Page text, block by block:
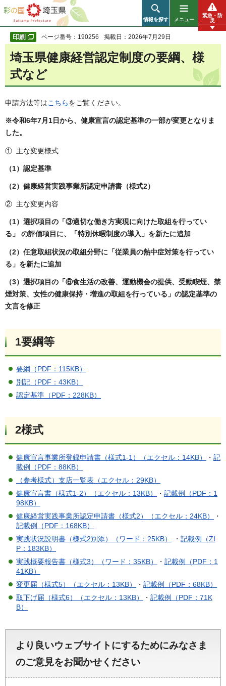
彩の国 埼玉県
情報を探す メニュー
緊急・防
災
ページ番号：190256 掲載日：2026年7月29日
埼玉県健康経営認定制度の要綱、様
式など
申請方法等はこちらをご覧ください。
※令和6年7月1日から、健康宣言の認定基準の一部が変更となりま
した。
① 主な変更様式
（1）認定基準
（2）健康経営実践事業所認定申請書（様式2）
② 主な変更内容
（1）選択項目の「③適切な働き方実現に向けた取組を行ってい
る」 の評価項目に、「特別休暇制度の導入」を新たに追加
（2）任意取組状況の取組分野に「従業員の熱中症対策を行ってい
る」を新たに追加
（3）選択項目の「⑥食生活の改善、運動機会の提供、受動喫煙、禁
煙対策、女性の健康保持・増進の取組を行っている」の認定基準の
文言を修正
1要綱等
要綱（PDF：115KB）
別記（PDF：43KB）
認定基準（PDF：228KB）
2様式
健康宣言事業所登録申請書（様式1-1）（エクセル：14KB） ・ 記
載例（PDF：88KB）
（参考様式）支店一覧表（エクセル：29KB）
健康宣言書（様式1-2）（エクセル：13KB）
・ 記載例（PDF：1
98KB）
健康経営実践事業所認定申請書（様式2）（エクセル：24KB）
・
記載例（PDF：168KB）
実践状況説明書（様式2別添）（ワード：25KB）
・ 記載例（ZI
P：183KB）
実践概要報告書（様式3）（ワード：35KB）
・ 記載例（PDF：1
41KB）
変更届（様式5）（エクセル：13KB）
・ 記載例（PDF：68KB）
取下げ届（様式6）（エクセル：13KB）
・ 記載例（PDF：71K
B）
より良いウェブサイトにするためにみなさま
のご意見をお聞かせください